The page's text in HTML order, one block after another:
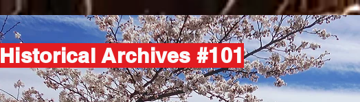
Historical Archives #101